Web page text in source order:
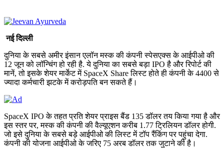
नई दिल्ली
दुनिया के सबसे अमीर इंसान एलॉन मस्क की कंपनी स्पेसएक्स के आईपीओ की
12 जून को लॉन्चिंग हो रही है. ये दुनिया का सबसे बड़ा IPO है और रिपोर्ट की
मानें, तो इसके शेयर मार्केट में SpaceX Share लिस्ट होते ही कंपनी के 4400 से
ज्यादा कर्मचारी झटके में करोड़पति बन सकते हैं।
SpaceX IPO के तहत प्रति शेयर प्राइस बैंड 135 डॉलर तय किया गया है और
इस स्तर पर, मस्क की कंपनी की वैल्यूएशन करीब 1.77 ट्रिलियन डॉलर होगी.
जो इसे दुनिया के सबसे बड़े आईपीओ की लिस्ट में टॉप रैंकिंग पर पहुंचा देगा.
कंपनी की योजना आईपीओ के जरिए 75 अरब डॉलर तक जुटाने की है।